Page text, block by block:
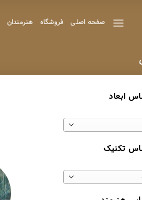
صفحه اصلی فروشگاه هنرمندان
ابعاد
تکنیک